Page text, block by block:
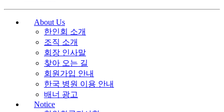
About Us
한인회 소개
조직 소개
회장 인사말
찾아 오는 길
회원가입 안내
한국 병원 이용 안내
배너 광고
Notice